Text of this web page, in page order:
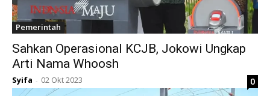
Pemerintah
Sahkan Operasional KCJB, Jokowi Ungkap
Arti Nama Whoosh
Syifa - 02 Okt 2023 0